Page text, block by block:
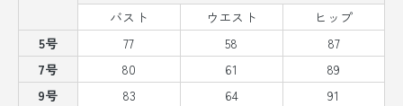
バスト
ウエスト
ヒップ
5号
77 58
87
7号
80 61
89
9号
83 64
91